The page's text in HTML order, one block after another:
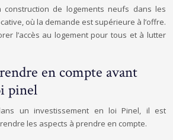
de logements neufs dans les
où la demande est supérieure à l’offre.
l’accès au logement pour tous et à lutter
en compte avant
pinel
un investissement en loi Pinel, il est
les aspects à prendre en compte.